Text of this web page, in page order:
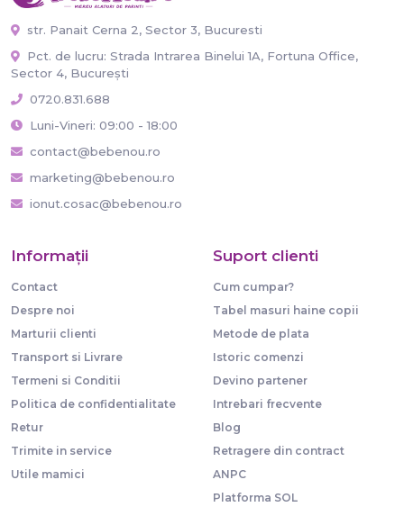
str. Panait Cerna 2, Sector 3, Bucuresti
Pct. de lucru: Strada Intrarea Binelui 1A, Fortuna Office,
Sector 4, București
0720.831.688
Luni-Vineri: 09:00 - 18:00
contact@bebenou.ro
marketing@bebenou.ro
ionut.cosac@bebenou.ro
Informaţii
Contact
Despre noi
Marturii clienti
Transport si Livrare
Termeni si Conditii
Politica de confidentialitate
Retur
Trimite in service
Utile mamici
Suport clienti
Cum cumpar?
Tabel masuri haine copii
Metode de plata
Istoric comenzi
Devino partener
Intrebari frecvente
Blog
Retragere din contract
ANPC
Platforma SOL